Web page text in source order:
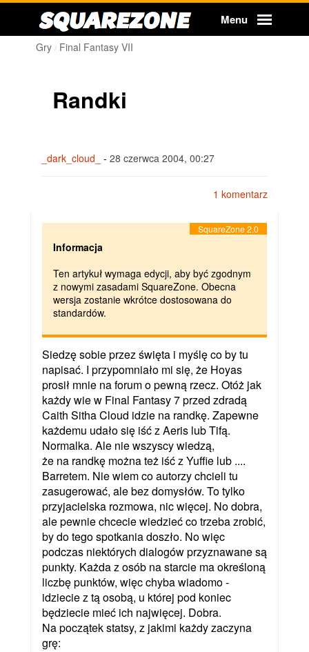
Squarezone Menu
Gry Final Fantasy VII
Randki
_dark_cloud_ - 28 czerwca 2004, 00:27
1 komentarz
Informacja
Ten artykuł wymaga edycji, aby być zgodnym
z nowymi zasadami SquareZone. Obecna
wersja zostanie wkrótce dostosowana do
standardów.
Siedzę sobie przez święta i myślę co by tu
napisać. I przypomniało mi się, że Hoyas
prosił mnie na forum o pewną rzecz. Otóż jak
każdy wie w Final Fantasy 7 przed zdradą
Caith Sitha Cloud idzie na randkę. Zapewne
każdemu udało się iść z Aeris lub Tifą.
Normalka. Ale nie wszyscy wiedzą,
że na randkę można też iść z Yuffie lub ....
Barretem. Nie wiem co autorzy chcieli tu
zasugerować, ale bez domysłów. To tylko
przyjacielska rozmowa, nic więcej. No dobra,
ale pewnie chcecie wiedzieć co trzeba zrobić,
by do tego spotkania doszło. No więc
podczas niektórych dialogów przyznawane są
punkty. Każda z osób na starcie ma określoną
liczbę punktów, więc chyba wiadomo -
idziecie z tą osobą, u której pod koniec
będziecie mieć ich najwięcej. Dobra.
Na początek statsy, z jakimi każdy zaczyna
grę: